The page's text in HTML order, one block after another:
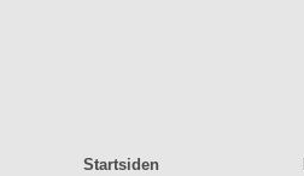
Startsiden